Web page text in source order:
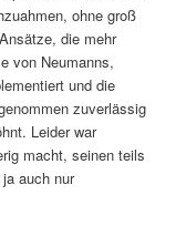
ohne groß
die mehr
von Neumanns,
und die
zuverlässig
Leider war
macht, seinen teils
auch nur